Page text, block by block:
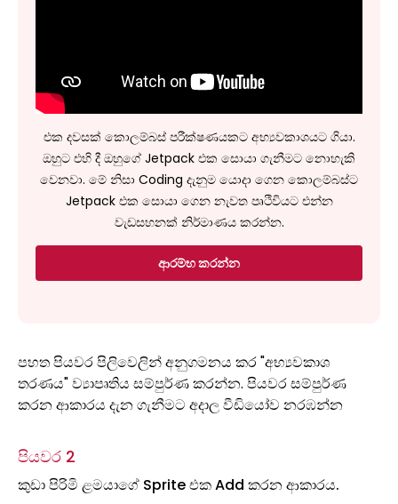
එක දවසක් කොලම්බස් පරීක්ෂණයකට අභ්‍යවකාශයට ගියා.
ඔහුට එහි දී ඔහුගේ Jetpack එක සොයා ගැනීමට නොහැකි
වෙනවා. මේ නිසා Coding දැනුම යොදා ගෙන කොලම්බස්ට
Jetpack එක සොයා ගෙන නැවත පෘථිවියට එන්න
වැඩසහනක් නිර්මාණය කරන්න.
ආරම්භ කරන්න
පහත පියවර පිලිවෙලින් අනුගමනය කර "අභ්‍යවකාශ
තරණය" ව්‍යාපෘතිය සම්පුර්ණ කරන්න. පියවර සම්පුර්ණ
කරන ආකාරය දැන ගැනීමට අදාල වීඩියෝව නරඹන්න
පියවර 2
කුඩා පිරිමි ළමයාගේ Sprite එක Add කරන ආකාරය.